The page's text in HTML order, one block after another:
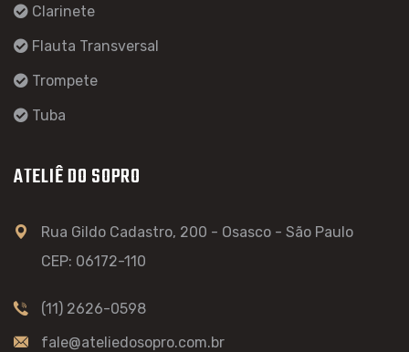
Clarinete
Flauta Transversal
Trompete
Tuba
ATELIÊ DO SOPRO
Rua Gildo Cadastro, 200 - Osasco - São Paulo
CEP: 06172-110
(11) 2626-0598
fale@ateliedosopro.com.br